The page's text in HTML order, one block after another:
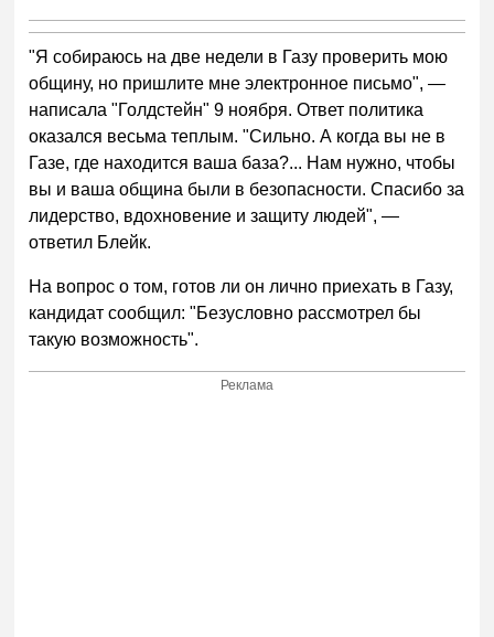
"Я собираюсь на две недели в Газу проверить мою
общину, но пришлите мне электронное письмо", —
написала "Голдстейн" 9 ноября. Ответ политика
оказался весьма теплым. "Сильно. А когда вы не в
Газе, где находится ваша база?... Нам нужно, чтобы
вы и ваша община были в безопасности. Спасибо за
лидерство, вдохновение и защиту людей", —
ответил Блейк.
На вопрос о том, готов ли он лично приехать в Газу,
кандидат сообщил: "Безусловно рассмотрел бы
такую возможность".
Реклама